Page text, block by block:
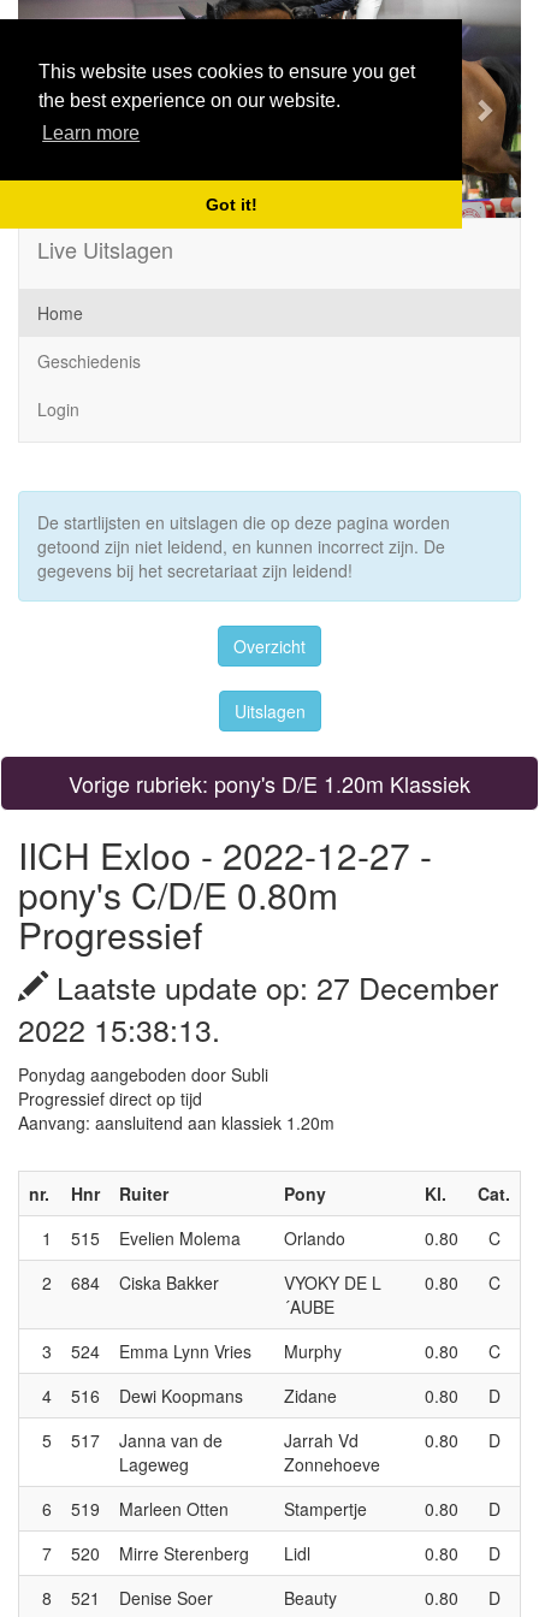
This website uses cookies to ensure you get
the best experience on our website.
Learn more
Got it!
Previous Next
Live Uitslagen
Home
Geschiedenis
Login
De startlijsten en uitslagen die op deze pagina worden
getoond zijn niet leidend, en kunnen incorrect zijn. De
gegevens bij het secretariaat zijn leidend!
Overzicht
Uitslagen
Vorige rubriek: pony's D/E 1.20m Klassiek
IICH Exloo - 2022-12-27 -
pony's C/D/E 0.80m
Progressief
Laatste update op: 27 December
2022 15:38:13.
Ponydag aangeboden door Subli
Progressief direct op tijd
Aanvang: aansluitend aan klassiek 1.20m
nr. Hnr Ruiter Pony Kl.
Cat.
1
515 Evelien Molema Orlando 0.80
C
2
684 Ciska Bakker
VYOKY DE L
´AUBE
0.80 C
3 524 Emma Lynn Vries Murphy 0.80
C
4
516 Dewi Koopmans Zidane 0.80
D
5
517
Janna van de
Lageweg
Jarrah Vd
Zonnehoeve
0.80 D
6 519 Marleen Otten Stampertje 0.80
D
7
520 Mirre Sterenberg Lidl 0.80
D
8
521 Denise Soer Beauty 0.80 D